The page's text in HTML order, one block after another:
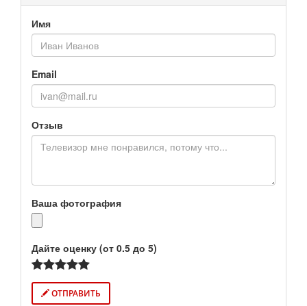
Имя
Email
Отзыв
Ваша фотография
Дайте оценку (от 0.5 до 5)
ОТПРАВИТЬ